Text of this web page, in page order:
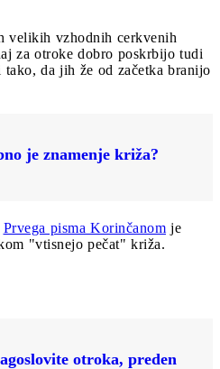
velikih vzhodnih cerkvenih
za otroke dobro poskrbijo tudi
da jih že od začetka branijo
je znamenje križa?
Prvega pisma Korinčanom je
"vtisnejo pečat" križa.
otroka, preden